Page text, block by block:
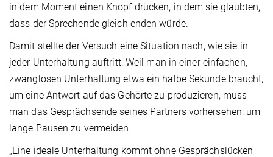
in dem Moment einen Knopf drücken, in dem sie glaubten,
dass der Sprechende gleich enden würde.
Damit stellte der Versuch eine Situation nach, wie sie in
jeder Unterhaltung auftritt: Weil man in einer einfachen,
zwanglosen Unterhaltung etwa ein halbe Sekunde braucht,
um eine Antwort auf das Gehörte zu produzieren, muss
man das Gesprächsende seines Partners vorhersehen, um
lange Pausen zu vermeiden.
„Eine ideale Unterhaltung kommt ohne Gesprächslücken